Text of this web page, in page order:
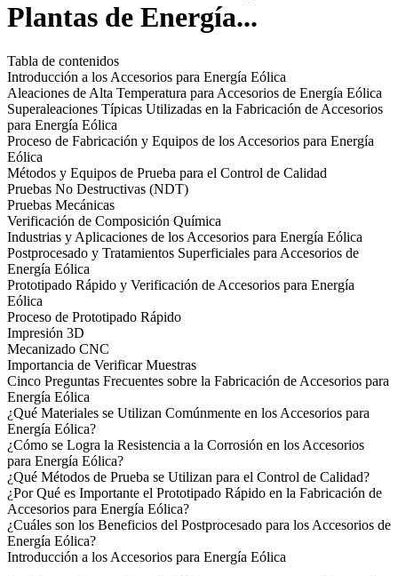
Plantas de Energía...
Tabla de contenidos
Introducción a los Accesorios para Energía Eólica
Aleaciones de Alta Temperatura para Accesorios de Energía Eólica
Superaleaciones Típicas Utilizadas en la Fabricación de Accesorios
para Energía Eólica
Proceso de Fabricación y Equipos de los Accesorios para Energía
Eólica
Métodos y Equipos de Prueba para el Control de Calidad
Pruebas No Destructivas (NDT)
Pruebas Mecánicas
Verificación de Composición Química
Industrias y Aplicaciones de los Accesorios para Energía Eólica
Postprocesado y Tratamientos Superficiales para Accesorios de
Energía Eólica
Prototipado Rápido y Verificación de Accesorios para Energía
Eólica
Proceso de Prototipado Rápido
Impresión 3D
Mecanizado CNC
Importancia de Verificar Muestras
Cinco Preguntas Frecuentes sobre la Fabricación de Accesorios para
Energía Eólica
¿Qué Materiales se Utilizan Comúnmente en los Accesorios para
Energía Eólica?
¿Cómo se Logra la Resistencia a la Corrosión en los Accesorios
para Energía Eólica?
¿Qué Métodos de Prueba se Utilizan para el Control de Calidad?
¿Por Qué es Importante el Prototipado Rápido en la Fabricación de
Accesorios para Energía Eólica?
¿Cuáles son los Beneficios del Postprocesado para los Accesorios de
Energía Eólica?
Introducción a los Accesorios para Energía Eólica